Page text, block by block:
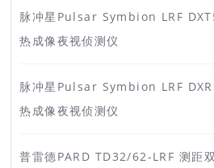
脉冲星Pulsar Symbion LRF
热成像夜视侦测仪
脉冲星Pulsar Symbion LRF
热成像夜视侦测仪
普雷德PARD TD32/62-LRF 测距